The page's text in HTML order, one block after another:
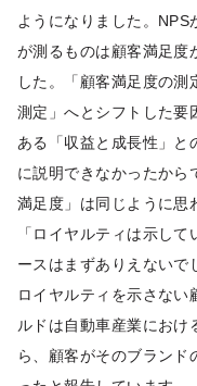
ようになりました。
が測るものは顧客満足度
した。「顧客満足度の
測定」へとシフトした要
ある「収益と成長性」と
に説明できなかったから
満足度」は同じように思
「ロイヤルティは示し
ースはまずありえないで
ロイヤルティを示さない
ルドは自動車産業にお
ら、顧客がそのブラン